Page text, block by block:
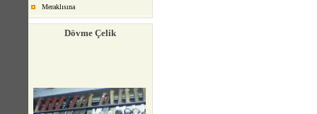
Meraklısına
Dövme Çelik